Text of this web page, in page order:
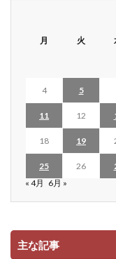
月 火
4 5
11 12
18 19
25 26
« 4月 6月 »
主な記事